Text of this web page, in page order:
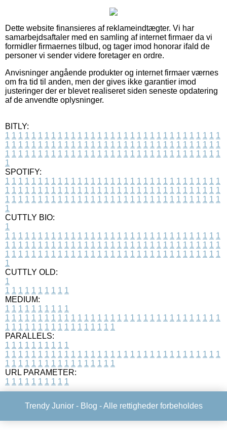
Dette website finansieres af reklameindtægter. Vi har
samarbejdsaftaler med en samling af internet firmaer da vi
formidler firmaernes tilbud, og tager imod honorar ifald de
personer vi sender videre foretager en ordre.
Anvisninger angående produkter og internet firmaer værnes
om fra tid til anden, men der gives ikke garantier imod
justeringer der er blevet realiseret siden seneste opdatering
af de anvendte oplysninger.
BITLY:
1 1 1 1 1 1 1 1 1 1 1 1 1 1 1 1 1 1 1 1 1 1 1 1 1 1 1 1 1 1 1 1 1
1 1 1 1 1 1 1 1 1 1 1 1 1 1 1 1 1 1 1 1 1 1 1 1 1 1 1 1 1 1 1 1 1
1 1 1 1 1 1 1 1 1 1 1 1 1 1 1 1 1 1 1 1 1 1 1 1 1 1 1 1 1 1 1 1 1
1
SPOTIFY:
1 1 1 1 1 1 1 1 1 1 1 1 1 1 1 1 1 1 1 1 1 1 1 1 1 1 1 1 1 1 1 1 1
1 1 1 1 1 1 1 1 1 1 1 1 1 1 1 1 1 1 1 1 1 1 1 1 1 1 1 1 1 1 1 1 1
1 1 1 1 1 1 1 1 1 1 1 1 1 1 1 1 1 1 1 1 1 1 1 1 1 1 1 1 1 1 1 1 1
1
CUTTLY BIO:
1
1 1 1 1 1 1 1 1 1 1 1 1 1 1 1 1 1 1 1 1 1 1 1 1 1 1 1 1 1 1 1 1 1
1 1 1 1 1 1 1 1 1 1 1 1 1 1 1 1 1 1 1 1 1 1 1 1 1 1 1 1 1 1 1 1 1
1 1 1 1 1 1 1 1 1 1 1 1 1 1 1 1 1 1 1 1 1 1 1 1 1 1 1 1 1 1 1 1 1
1
CUTTLY OLD:
1
1 1 1 1 1 1 1 1 1 1
MEDIUM:
1 1 1 1 1 1 1 1 1 1
1 1 1 1 1 1 1 1 1 1 1 1 1 1 1 1 1 1 1 1 1 1 1 1 1 1 1 1 1 1 1 1 1
1 1 1 1 1 1 1 1 1 1 1 1 1 1 1 1 1
PARALLELS:
1 1 1 1 1 1 1 1 1 1
1 1 1 1 1 1 1 1 1 1 1 1 1 1 1 1 1 1 1 1 1 1 1 1 1 1 1 1 1 1 1 1 1
1 1 1 1 1 1 1 1 1 1 1 1 1 1 1 1 1
URL PARAMETER:
1 1 1 1 1 1 1 1 1 1
Trendy Junior - Blog - Alle rettigheder forbeholdes